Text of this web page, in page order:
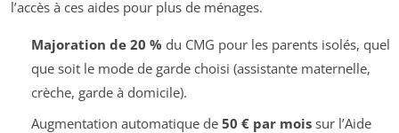
l’accès à ces aides pour plus de ménages.
Majoration de 20 % du CMG pour les parents isolés, quel
que soit le mode de garde choisi (assistante maternelle,
crèche, garde à domicile).
Augmentation automatique de 50 € par moissur l’Aide